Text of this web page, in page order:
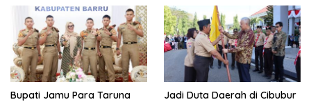
Bupati Jamu Para Taruna
Jadi Duta Daerah di Cibubur